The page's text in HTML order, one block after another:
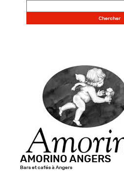
AMORINO ANGERS
Bars et cafés à Angers